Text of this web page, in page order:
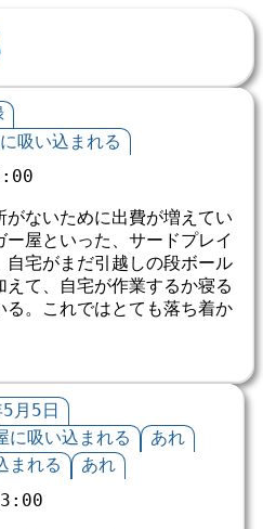
吸い込まれる
ないために出費が増えてい
屋といった、サードプレイ
宅がまだ引越しの段ボール
て、自宅が作業するか寝る
。これではとても落ち着か
月5日
に吸い込まれる
あれ
まれる
あれ